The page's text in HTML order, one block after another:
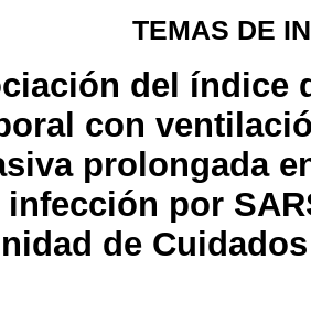
TEMAS DE
del índice
con
prolongada
por
de